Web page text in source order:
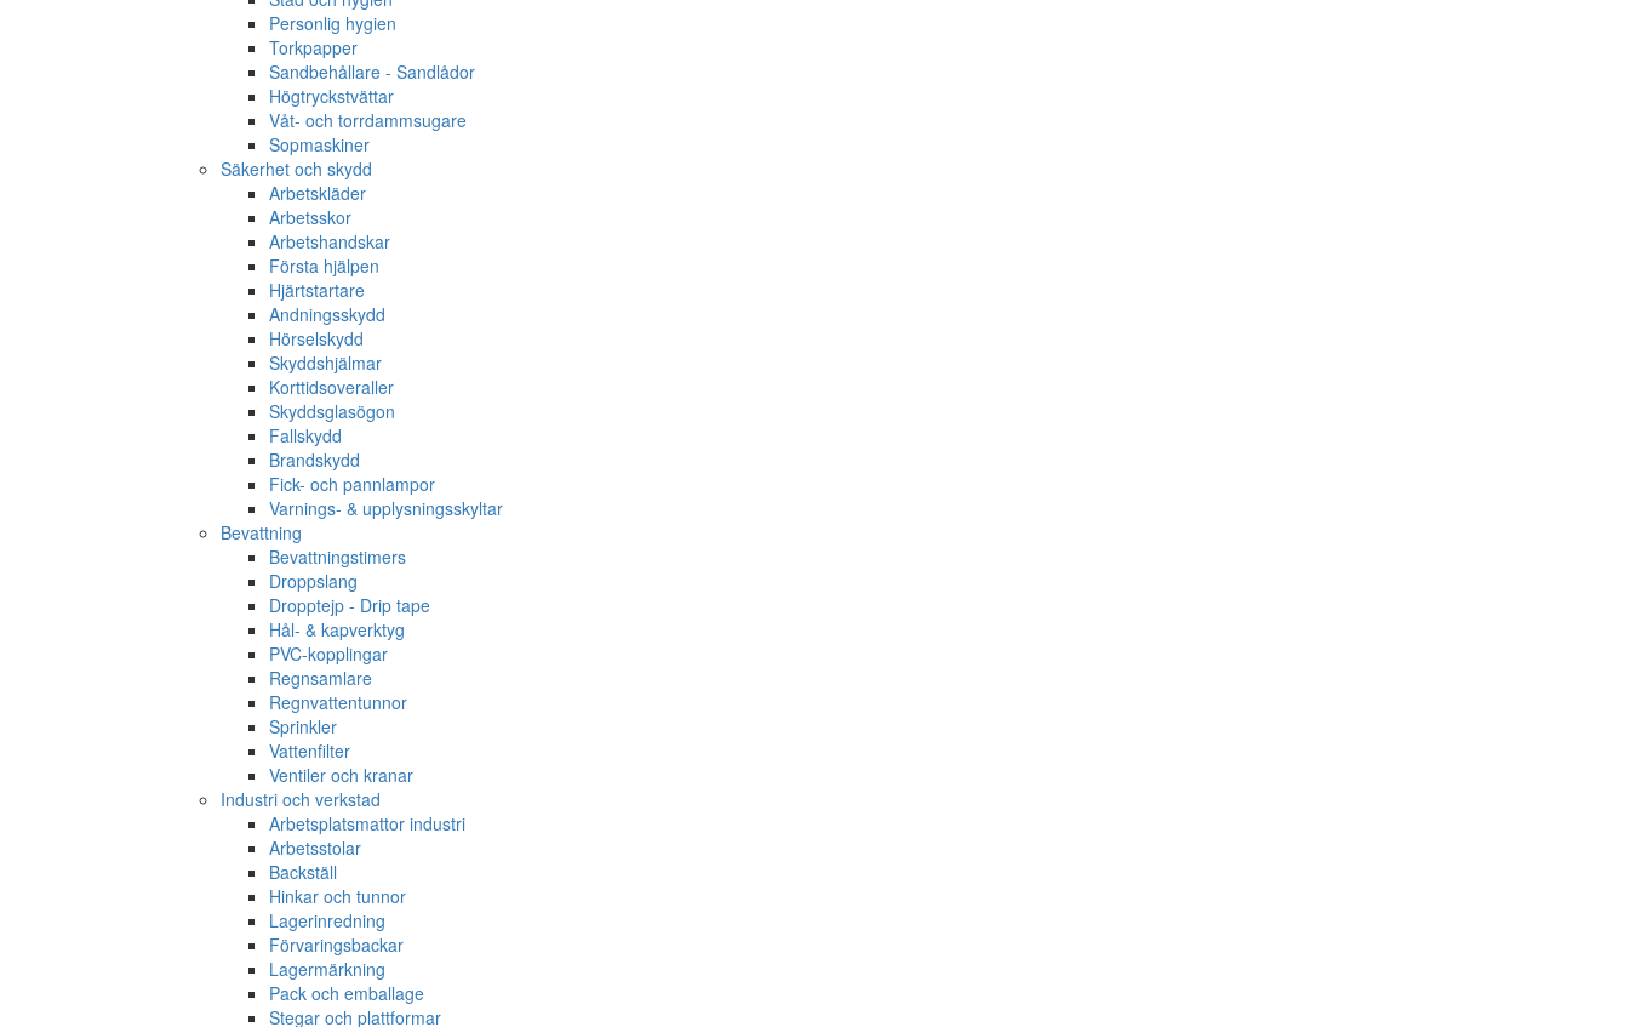
Personlig hygien
Torkpapper
Sandbehållare - Sandlådor
Högtryckstvättar
Våt- och torrdammsugare
Sopmaskiner
Säkerhet och skydd
Arbetskläder
Arbetsskor
Arbetshandskar
Första hjälpen
Hjärtstartare
Andningsskydd
Hörselskydd
Skyddshjälmar
Korttidsoveraller
Skyddsglasögon
Fallskydd
Brandskydd
Fick- och pannlampor
Varnings- & upplysningsskyltar
Bevattning
Bevattningstimers
Droppslang
Dropptejp - Drip tape
Hål- & kapverktyg
PVC-kopplingar
Regnsamlare
Regnvattentunnor
Sprinkler
Vattenfilter
Ventiler och kranar
Industri och verkstad
Arbetsplatsmattor industri
Arbetsstolar
Backställ
Hinkar och tunnor
Lagerinredning
Förvaringsbackar
Lagermärkning
Pack och emballage
Stegar och plattformar